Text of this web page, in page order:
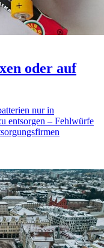
oder auf
nur in
entsorgen – Fehlwürfe